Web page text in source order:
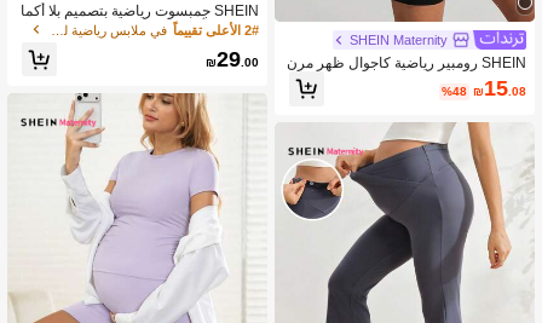
SHEIN Maternity
SHEIN رومبير رياضية كاجوال ظهر مرن
للحوامل
₪15.08
%48
SHEIN جمبسوت رياضية بتصميم بلا أكما
م وتريم بألوان متباينة للحوامل
2# الأعلى تقييماً
₪29.00